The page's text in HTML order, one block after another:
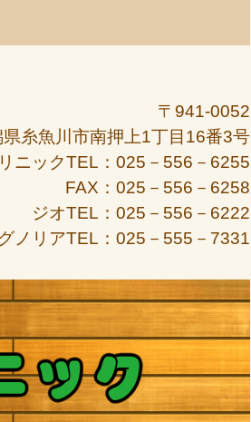
〒941-0052
県糸魚川市南押上1丁目16番3号
ニックTEL：025－556－6255
FAX：025－556－6258
ジオTEL：025－556－6222
ノリアTEL：025－555－7331